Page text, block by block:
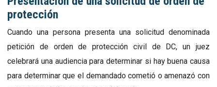
protección
Cuando una persona presenta una solicitud denominada
petición de orden de protección civil de DC, un juez
celebrará una audiencia para determinar si hay buena causa
para determinar que el demandado cometió o amenazó con